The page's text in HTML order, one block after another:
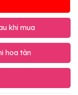
khi mua
hoa tàn